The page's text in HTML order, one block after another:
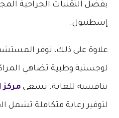
بفضل التقنيات الجراحية
إسطنبول.
علاوة على ذلك، توفر
لوجستية وطبية تضاهي
تنافسية للغاية. يسعى مركز
لتوفير رعاية متكاملة تشمل